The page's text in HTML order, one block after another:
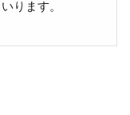
ります。